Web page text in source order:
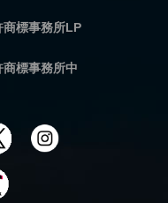
商標事務所LP
商標事務所中